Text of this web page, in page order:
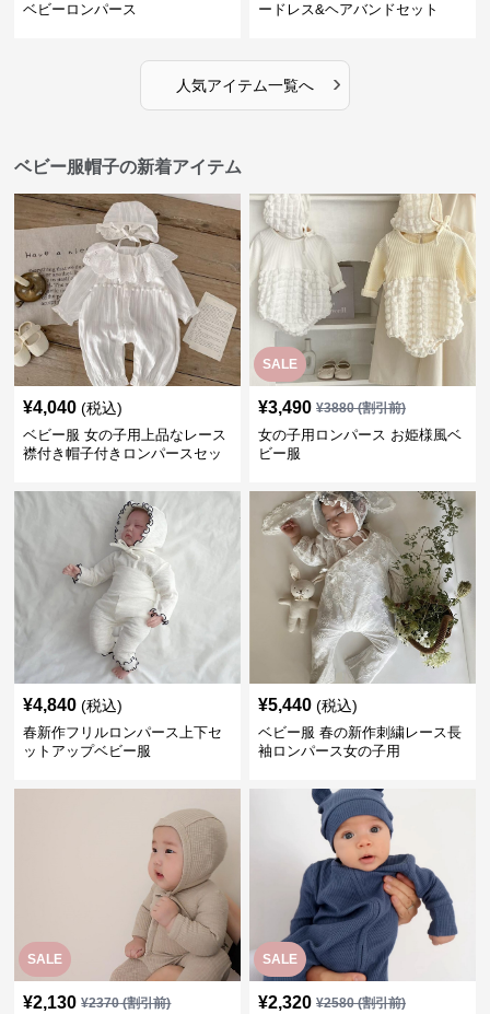
ベビーロンパース
ードレス&ヘアバンドセット
人気アイテム一覧へ ›
ベビー服帽子の新着アイテム
¥4,040 (税込)
ベビー服 女の子用上品なレース
襟付き帽子付きロンパースセッ
SALE
¥3,490 ¥3880(割引前)
女の子用ロンパース お姫様風ベ
ビー服
¥4,840 (税込)
春新作フリルロンパース上下セ
ットアップベビー服
¥5,440 (税込)
ベビー服 春の新作刺繍レース長
袖ロンパース女の子用
SALE
¥2,130 ¥2370(割引前)
SALE
¥2,320 ¥2580(割引前)